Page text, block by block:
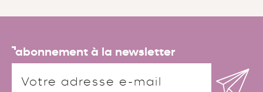
abonnement à la newsletter